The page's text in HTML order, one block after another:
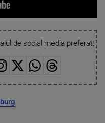
de social media preferat:
,